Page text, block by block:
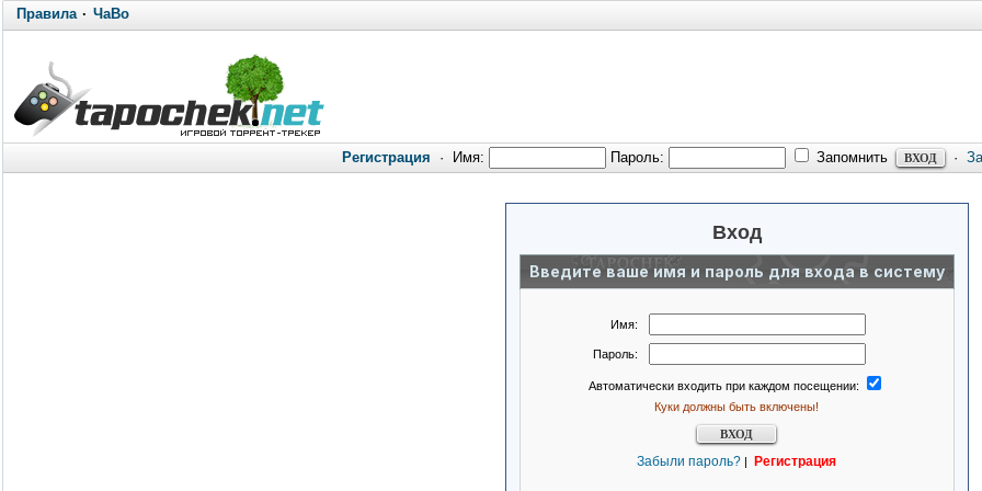
Правила· ЧаВо
Регистрация · Имя: Пароль: Запомнить ·
Вход
Введите ваше имя и пароль для входа в систему
Имя:
Пароль:
Автоматически входить при каждом посещении:
Куки должны быть включены!
Забыли пароль? | Регистрация